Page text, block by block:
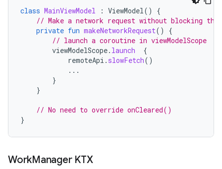
class MainViewModel : ViewModel()
{
// Make a network request without blocking the
private fun makeNetworkRequest()
{
// launch a coroutine in viewModelScope
viewModelScope. launch
{
remoteApi . slowFetch()
...
}
}
// No need to override onCleared()
}
WorkManager KTX